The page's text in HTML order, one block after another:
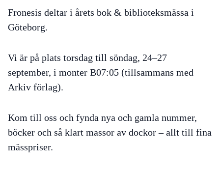
Fronesis deltar i årets bok & biblioteksmässa i
Göteborg.
Vi är på plats torsdag till söndag, 24–27
september, i monter B07:05 (tillsammans med
Arkiv förlag).
Kom till oss och fynda nya och gamla nummer,
böcker och så klart massor av dockor – allt till fina
mässpriser.